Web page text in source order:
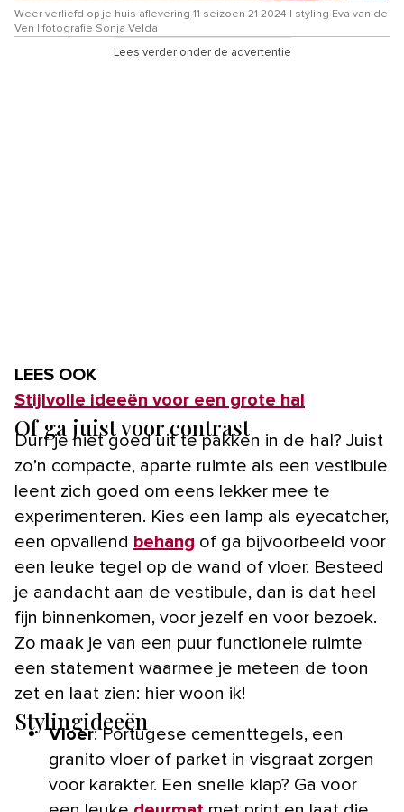
Weer verliefd op je huis aflevering 11 seizoen 21 2024 | styling Eva van de
Ven | fotografie Sonja Velda
Lees verder onder de advertentie
LEES OOK
Stijlvolle ideeën voor een grote hal
Of ga juist voor contrast
Durf je niet goed uit te pakken in de hal? Juist
zo’n compacte, aparte ruimte als een vestibule
leent zich goed om eens lekker mee te
experimenteren. Kies een lamp als eyecatcher,
een opvallend behang of ga bijvoorbeeld voor
een leuke tegel op de wand of vloer. Besteed
je aandacht aan de vestibule, dan is dat heel
fijn binnenkomen, voor jezelf en voor bezoek.
Zo maak je van een puur functionele ruimte
een statement waarmee je meteen de toon
zet en laat zien: hier woon ik!
Stylingideeën
Vloer: Portugese cementtegels, een
granito vloer of parket in visgraat zorgen
voor karakter. Een snelle klap? Ga voor